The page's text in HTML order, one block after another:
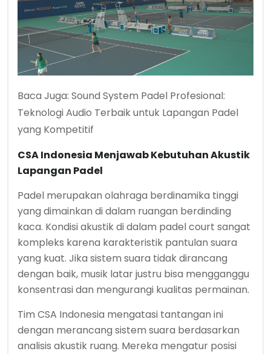
Baca Juga: Sound System Padel Profesional:
Teknologi Audio Terbaik untuk Lapangan Padel
yang Kompetitif
CSA Indonesia Menjawab Kebutuhan Akustik
Lapangan Padel
Padel merupakan olahraga berdinamika tinggi
yang dimainkan di dalam ruangan berdinding
kaca. Kondisi akustik di dalam padel court sangat
kompleks karena karakteristik pantulan suara
yang kuat. Jika sistem suara tidak dirancang
dengan baik, musik latar justru bisa mengganggu
konsentrasi dan mengurangi kualitas permainan.
Tim CSA Indonesia mengatasi tantangan ini
dengan merancang sistem suara berdasarkan
analisis akustik ruang. Mereka mengatur posisi